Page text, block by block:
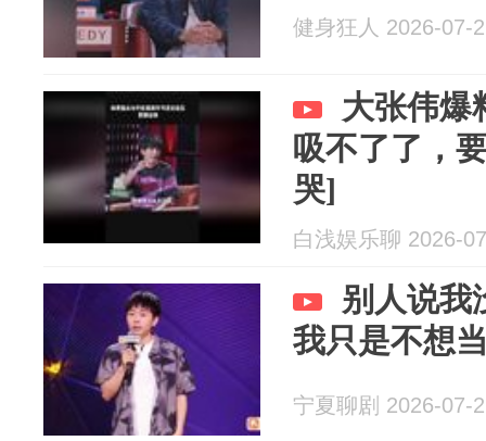
健身狂人 2026-07-
大张伟爆
吸不了了，
哭]
白浅娱乐聊 2026-
别人说我
我只是不想
宁夏聊剧 2026-07-